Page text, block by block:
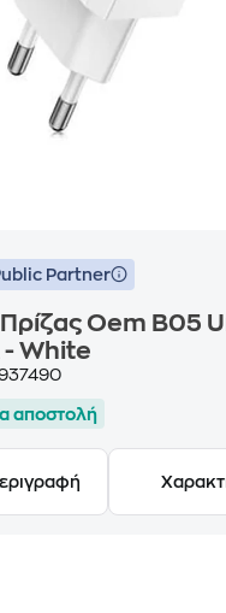
Partner
Oem B05
- White
αποστολή